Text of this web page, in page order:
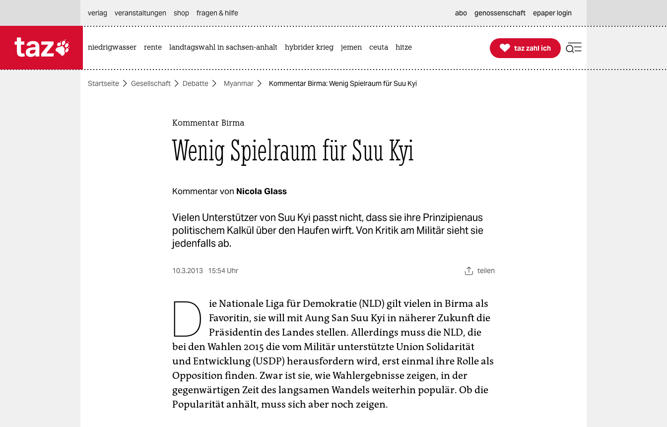
themen
verlag
veranstaltungen shop fragen & hilfe abo genossenschaft epaper login
niedrigwasser rente landtagswahl in sachsen-anhalt hybrider krieg jemen ceuta hitze 
taz zahl ich
taz zahl ich
Startseite Gesellschaft Debatte Myanmar Kommentar Birma: Wenig Spielraum für Suu Kyi
Kommentar Birma
Wenig Spielraum für Suu Kyi
Kommentar von Nicola Glass
Vielen Unterstützer von Suu Kyi passt nicht, dass sie ihre Prinzipienaus
politischem Kalkül über den Haufen wirft. Von Kritik am Militär sieht sie
jedenfalls ab.
10.3.2013 15:54 Uhr teilen
D
ie Nationale Liga für Demokratie (NLD) gilt vielen in Birma als
Favoritin, sie will mit Aung San Suu Kyi in näherer Zukunft die
Präsidentin des Landes stellen. Allerdings muss die NLD, die
bei den Wahlen 2015 die vom Militär unterstützte Union Solidarität
und Entwicklung (USDP) herausfordern wird, erst einmal ihre Rolle als
Opposition finden. Zwar ist sie, wie Wahlergebnisse zeigen, in der
gegenwärtigen Zeit des langsamen Wandels weiterhin populär. Ob die
Popularität anhält, muss sich aber noch zeigen.